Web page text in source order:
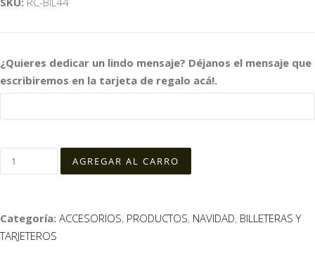
¿Quieres dedicar un lindo mensaje? Déjanos el mensaje que
escribiremos en la tarjeta de regalo acá!.
Categoría: ACCESORIOS, PRODUCTOS, NAVIDAD, BILLETERAS Y
TARJETEROS